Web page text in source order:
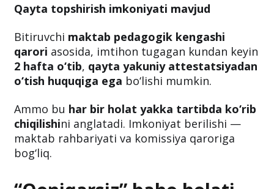
Qayta topshirish imkoniyati mavjud
Bitiruvchi maktab pedagogik kengashi
qarori asosida, imtihon tugagan kundan keyin
2 hafta o‘tib, qayta yakuniy attestatsiyadan
o‘tish huquqiga ega bo‘lishi mumkin.
Ammo bu har bir holat yakka tartibda ko‘rib
chiqilishini anglatadi. Imkoniyat berilishi —
maktab rahbariyati va komissiya qaroriga
bog‘liq.